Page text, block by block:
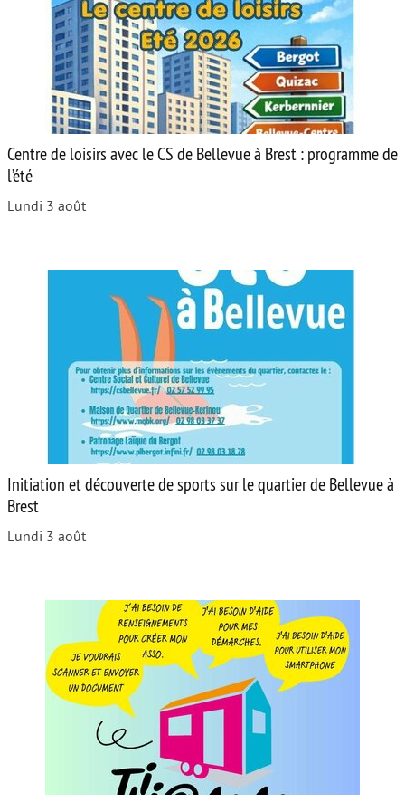
Centre de loisirs avec le CS de Bellevue à Brest : programme de
l’été
Lundi 3 août
Initiation et découverte de sports sur le quartier de Bellevue à
Brest
Lundi 3 août